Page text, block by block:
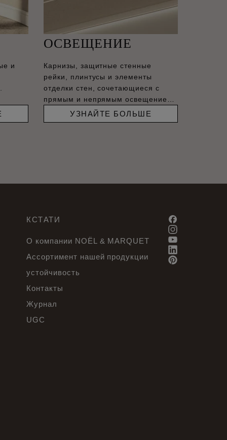
и
ОСВЕЩЕНИЕ
Карнизы, защитные стенные
рейки, плинтусы и элементы
отделки стен, сочетающиеся с
прямым и непрямым освещением,
УЗНАЙТЕ БОЛЬШЕ
КСТАТИ
О компании NOËL & MARQUET
Ассортимент нашей продукции
устойчивость
Контакты
Журнал
UGC